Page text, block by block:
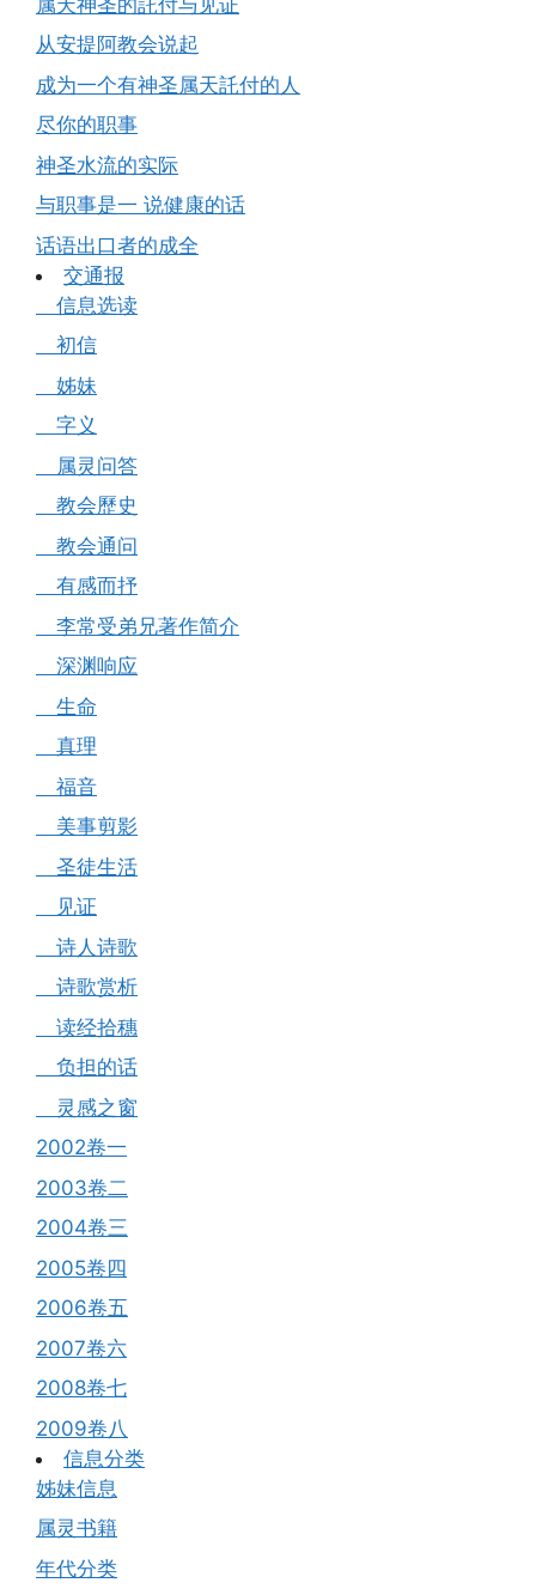
从安提阿教会说起
成为一个有神圣属天託付的人
尽你的职事
神圣水流的实际
与职事是一 说健康的话
话语出口者的成全
交通报
信息选读
初信
姊妹
字义
属灵问答
教会歷史
教会通问
有感而抒
李常受弟兄著作简介
深渊响应
生命
真理
福音
美事剪影
圣徒生活
见证
诗人诗歌
诗歌赏析
读经拾穗
负担的话
灵感之窗
2002卷一
2003卷二
2004卷三
2005卷四
2006卷五
2007卷六
2008卷七
2009卷八
信息分类
姊妹信息
属灵书籍
年代分类